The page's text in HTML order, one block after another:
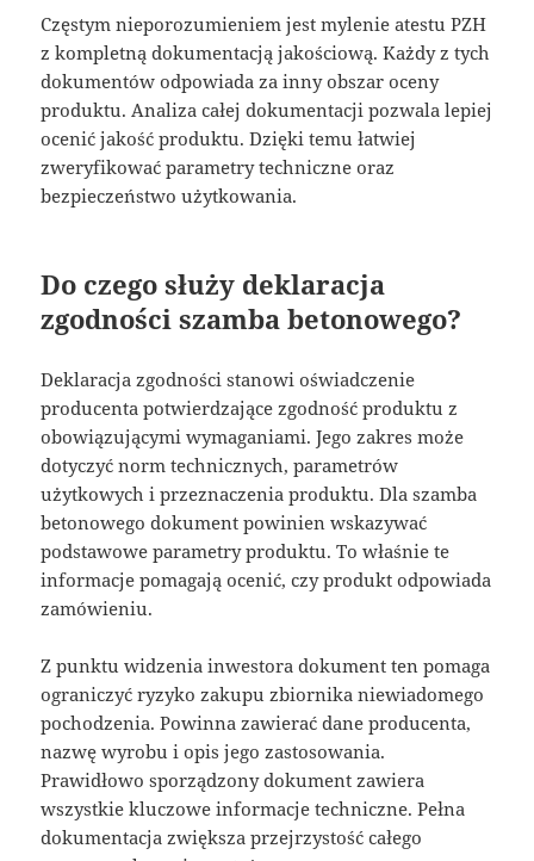
Częstym nieporozumieniem jest mylenie atestu PZH
z kompletną dokumentacją jakościową. Każdy z tych
dokumentów odpowiada za inny obszar oceny
produktu. Analiza całej dokumentacji pozwala lepiej
ocenić jakość produktu. Dzięki temu łatwiej
zweryfikować parametry techniczne oraz
bezpieczeństwo użytkowania.
Do czego służy deklaracja
zgodności szamba betonowego?
Deklaracja zgodności stanowi oświadczenie
producenta potwierdzające zgodność produktu z
obowiązującymi wymaganiami. Jego zakres może
dotyczyć norm technicznych, parametrów
użytkowych i przeznaczenia produktu. Dla szamba
betonowego dokument powinien wskazywać
podstawowe parametry produktu. To właśnie te
informacje pomagają ocenić, czy produkt odpowiada
zamówieniu.
Z punktu widzenia inwestora dokument ten pomaga
ograniczyć ryzyko zakupu zbiornika niewiadomego
pochodzenia. Powinna zawierać dane producenta,
nazwę wyrobu i opis jego zastosowania.
Prawidłowo sporządzony dokument zawiera
wszystkie kluczowe informacje techniczne. Pełna
dokumentacja zwiększa przejrzystość całego